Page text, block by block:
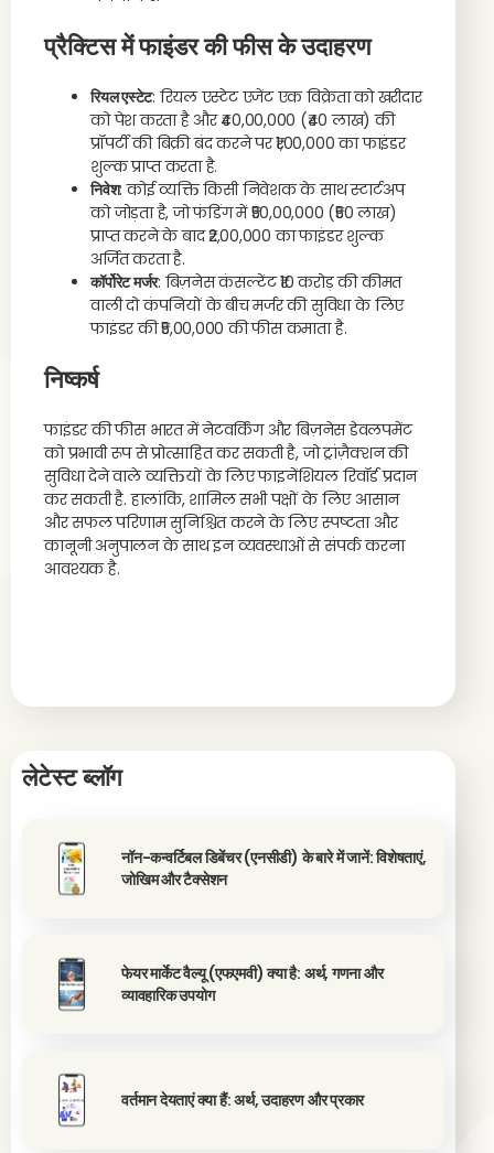
प्रैक्टिस में फाइंडर की फीस के उदाहरण
रियल एस्टेट: रियल एस्टेट एजेंट एक विक्रेता को खरीदार
को पेश करता है और ₹40,00,000 (₹40 लाख) की
प्रॉपर्टी की बिक्री बंद करने पर ₹1,00,000 का फाइंडर
शुल्क प्राप्त करता है.
निवेश: कोई व्यक्ति किसी निवेशक के साथ स्टार्टअप
को जोड़ता है, जो फंडिंग में ₹50,00,000 (₹50 लाख)
प्राप्त करने के बाद ₹2,00,000 का फाइंडर शुल्क
अर्जित करता है.
कॉर्पोरेट मर्जर: बिज़नेस कंसल्टेंट ₹10 करोड़ की कीमत
वाली दो कंपनियों के बीच मर्जर की सुविधा के लिए
फाइंडर की ₹5,00,000 की फीस कमाता है.
निष्कर्ष
फाइंडर की फीस भारत में नेटवर्किंग और बिज़नेस डेवलपमेंट
को प्रभावी रूप से प्रोत्साहित कर सकती है, जो ट्रांज़ैक्शन की
सुविधा देने वाले व्यक्तियों के लिए फाइनेंशियल रिवॉर्ड प्रदान
कर सकती है. हालांकि, शामिल सभी पक्षों के लिए आसान
और सफल परिणाम सुनिश्चित करने के लिए स्पष्टता और
कानूनी अनुपालन के साथ इन व्यवस्थाओं से संपर्क करना
आवश्यक है.
लेटेस्ट ब्लॉग
नॉन-कन्वर्टिबल डिबेंचर (एनसीडी) के बारे में जानें: विशेषताएं,
जोखिम और टैक्सेशन
फेयर मार्केट वैल्यू (एफएमवी) क्या है: अर्थ, गणना और
व्यावहारिक उपयोग
वर्तमान देयताएं क्या हैं: अर्थ, उदाहरण और प्रकार